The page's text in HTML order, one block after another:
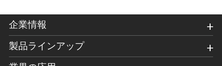
企業情報
製品ラインアップ